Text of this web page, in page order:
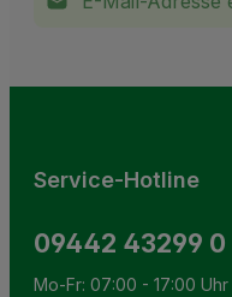
Service-Hotline
09442 43299 0
Mo-Fr: 07:00 - 17:00 Uhr